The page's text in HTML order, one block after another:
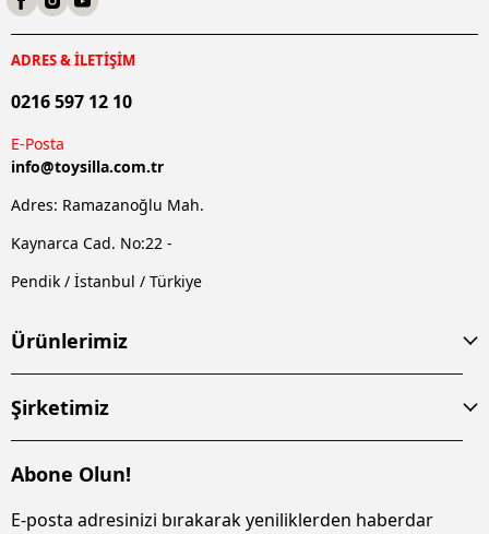
ADRES & İLETİŞİM
0216 597 12 10
E-Posta
info@toysilla.com.tr
Adres: Ramazanoğlu Mah.
Kaynarca Cad. No:22 -
Pendik / İstanbul / Türkiye
Ürünlerimiz
Şirketimiz
Abone Olun!
E-posta adresinizi bırakarak yeniliklerden haberdar